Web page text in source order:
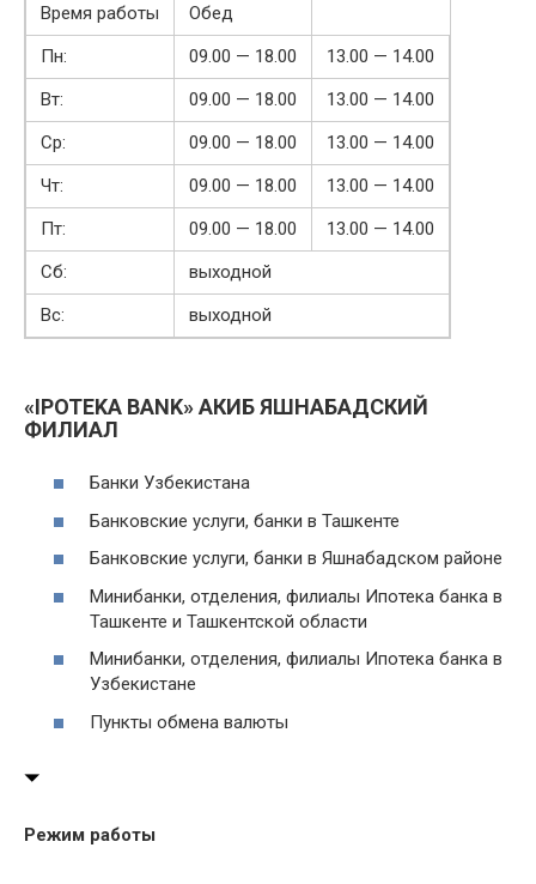
Время работы
Обед
Пн:
09.00 — 18.00
13.00 — 14.00
Вт:
09.00 — 18.00
13.00 — 14.00
Ср:
09.00 — 18.00
13.00 — 14.00
Чт:
09.00 — 18.00
13.00 — 14.00
Пт:
09.00 — 18.00
13.00 — 14.00
Сб:
выходной
Вс:
выходной
«IPOTEKA BANK» АКИБ ЯШНАБАДСКИЙ
ФИЛИАЛ
Банки Узбекистана
Банковские услуги, банки в Ташкенте
Банковские услуги, банки в Яшнабадском районе
Минибанки, отделения, филиалы Ипотека банка в
Ташкенте и Ташкентской области
Минибанки, отделения, филиалы Ипотека банка в
Узбекистане
Пункты обмена валюты
Режим работы